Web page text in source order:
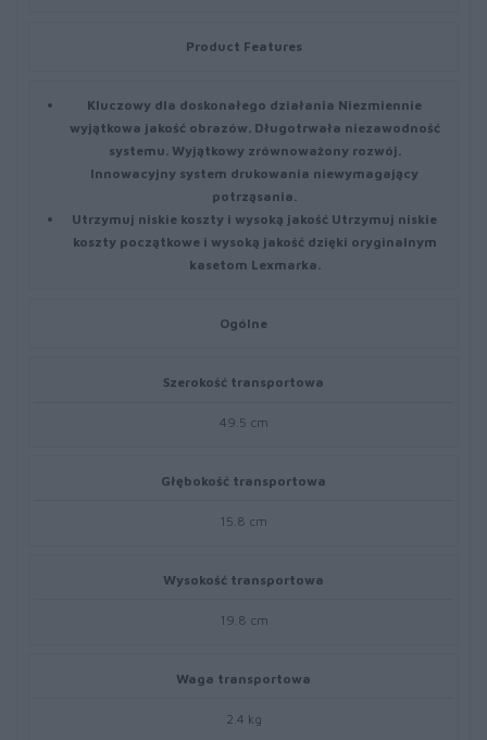
Product Features
Kluczowy dla doskonałego działania Niezmiennie
wyjątkowa jakość obrazów. Długotrwała niezawodność
systemu. Wyjątkowy zrównoważony rozwój.
Innowacyjny system drukowania niewymagający
potrząsania.
Utrzymuj niskie koszty i wysoką jakość Utrzymuj niskie
koszty początkowe i wysoką jakość dzięki oryginalnym
kasetom Lexmarka.
Ogólne
Szerokość transportowa
49.5 cm
Głębokość transportowa
15.8 cm
Wysokość transportowa
19.8 cm
Waga transportowa
2.4 kg